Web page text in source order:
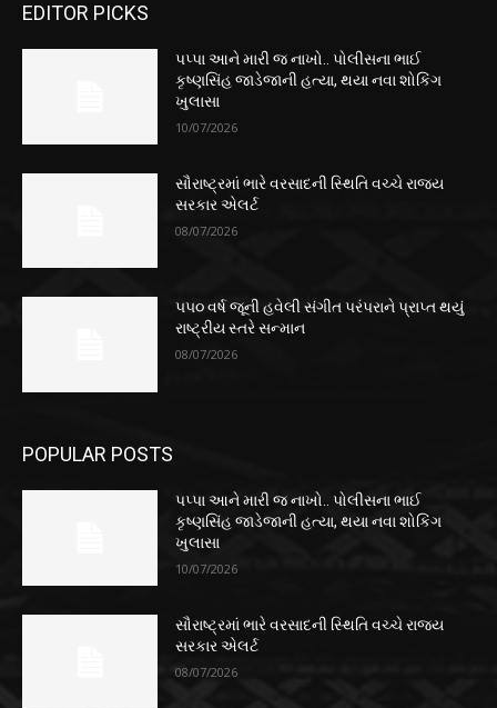
EDITOR PICKS
પપ્પા આને મારી જ નાખો.. પોલીસના ભાઈ
કૃષ્ણસિંહ જાડેજાની હત્યા, થયા નવા શોકિંગ
ખુલાસા
10/07/2026
સૌરાષ્ટ્રમાં ભારે વરસાદની સ્થિતિ વચ્ચે રાજ્ય
સરકાર એલર્ટ
08/07/2026
૫૫૦ વર્ષ જૂની હવેલી સંગીત પરંપરાને પ્રાપ્ત થયું
રાષ્ટ્રીય સ્તરે સન્માન
08/07/2026
POPULAR POSTS
પપ્પા આને મારી જ નાખો.. પોલીસના ભાઈ
કૃષ્ણસિંહ જાડેજાની હત્યા, થયા નવા શોકિંગ
ખુલાસા
10/07/2026
સૌરાષ્ટ્રમાં ભારે વરસાદની સ્થિતિ વચ્ચે રાજ્ય
સરકાર એલર્ટ
08/07/2026